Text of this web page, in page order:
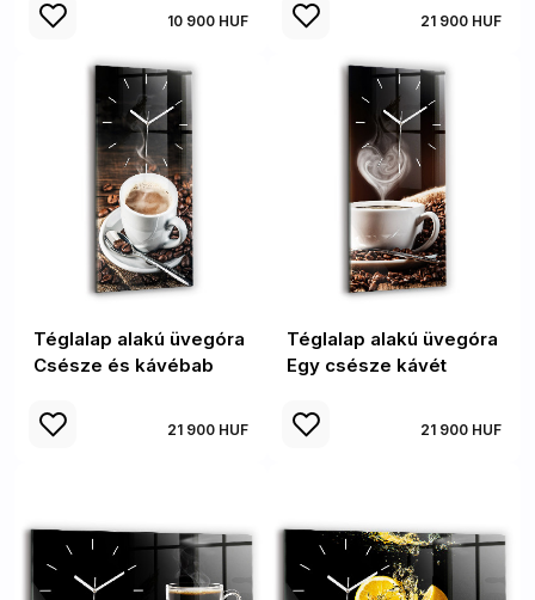
10 900 HUF 21 900 HUF
Téglalap alakú üvegóra
Csésze és kávébab
21 900 HUF
Téglalap alakú üvegóra
Egy csésze kávét
21 900 HUF